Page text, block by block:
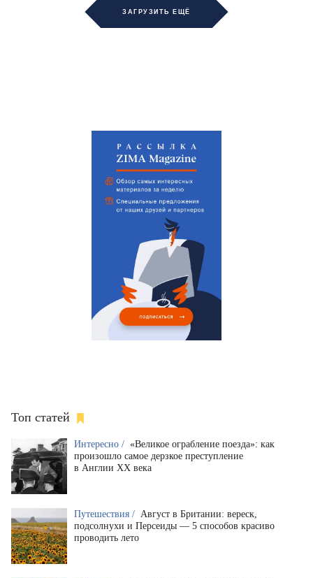
ЗАГРУЗИТЬ ЕЩЁ
Топ статей
Интересно / «Великое ограбление поезда»: как
произошло самое дерзкое преступление
в Англии XX века
Путешествия / Август в Британии: вереск,
подсолнухи и Персеиды — 5 способов красиво
проводить лето